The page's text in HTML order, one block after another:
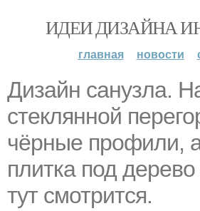
ИДЕИ ДИЗАЙНА
главная новости
Дизайн санузла.
стеклянной
чёрные профили,
плитка под
тут смотрится.